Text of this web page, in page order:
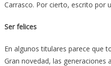
Carrasco. Por cierto, escrito por
Ser felices
En algunos titulares parece que
Gran novedad, las generaciones